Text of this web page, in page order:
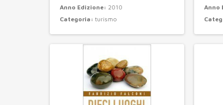
Anno Edizione: 2010
Categoria: turismo
Anno